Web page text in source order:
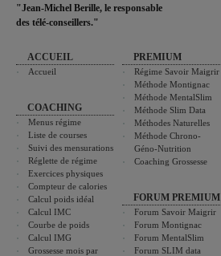
"Jean-Michel Berille, le responsable
des télé-conseillers."
ACCUEIL
Accueil
COACHING
Menus régime
Liste de courses
Suivi des mensurations
Réglette de régime
Exercices physiques
Compteur de calories
Calcul poids idéal
Calcul IMC
Courbe de poids
Calcul IMG
Grossesse mois par
PREMIUM
Régime Savoir Maigrir
Méthode Montignac
Méthode MentalSlim
Méthode Slim Data
Méthodes Naturelles
Méthode Chrono-
Géno-Nutrition
Coaching Grossesse
FORUM PREMIUM
Forum Savoir Maigrir
Forum Montignac
Forum MentalSlim
Forum SLIM data